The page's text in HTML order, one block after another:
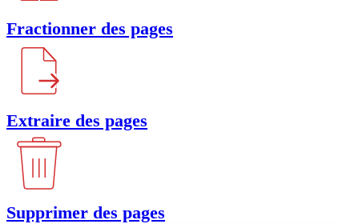
Fractionner des pages
Extraire des pages
Supprimer des pages